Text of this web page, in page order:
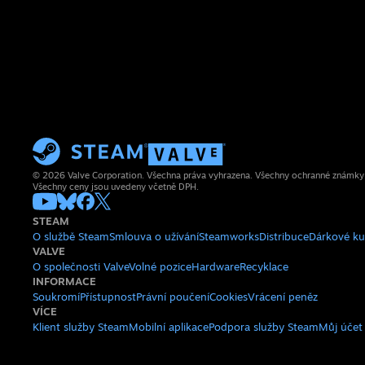
© 2026 Valve Corporation. Všechna práva vyhrazena. Všechny ochranné
Všechny ceny jsou uvedeny včetně DPH.
STEAM
O službě SteamSmlouva o užíváníSteamworksDistribuceDárkové
VALVE
O společnosti ValveVolné poziceHardwareRecyklace
INFORMACE
SoukromíPřístupnostPrávní poučeníCookiesVrácení peněz
VÍCE
Klient služby SteamMobilní aplikacePodpora služby SteamMůj účet